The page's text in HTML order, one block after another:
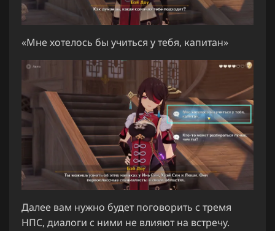
«Мне хотелось бы учиться у тебя, капитан»
Далее вам нужно будет поговорить с тремя
НПС, диалоги с ними не влияют на встречу.